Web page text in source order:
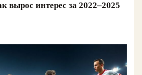
вырос интерес за 2022–2025